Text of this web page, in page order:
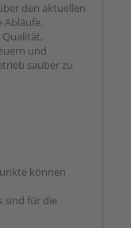
den aktuellen
und
sauber zu
können
sind für die